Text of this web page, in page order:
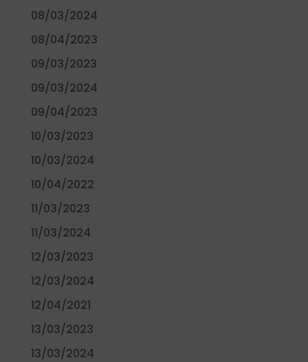
08/03/2024
08/04/2023
09/03/2023
09/03/2024
09/04/2023
10/03/2023
10/03/2024
10/04/2022
11/03/2023
11/03/2024
12/03/2023
12/03/2024
12/04/2021
13/03/2023
13/03/2024